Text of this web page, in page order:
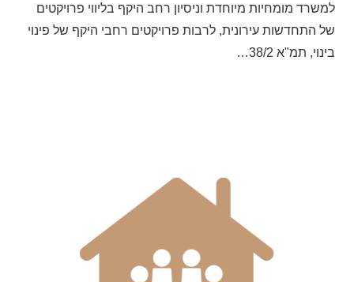
למשרד מומחיות מיוחדת וניסיון רחב היקף בליווי פרויקטים
של התחדשות עירונית, לרבות פרויקטים רחבי היקף של פינוי
בינוי, תמ"א 38/2…